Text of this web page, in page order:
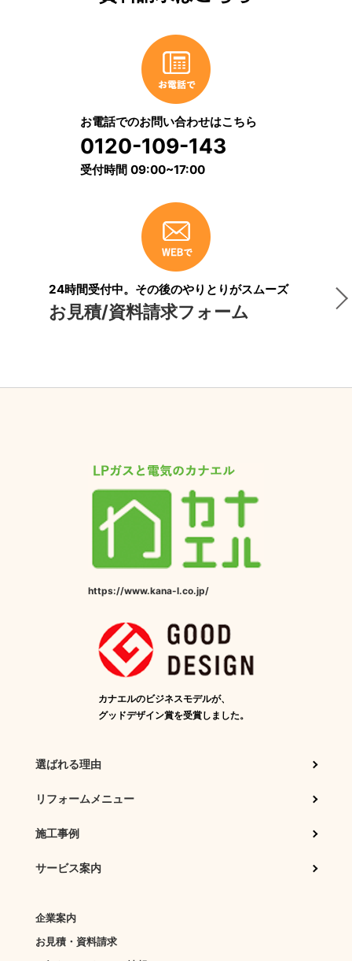
お電話でのお問い合わせはこちら
0120-109-143
受付時間 09:00~17:00
24時間受付中。その後のやりとりがスムーズ
お見積/資料請求フォーム
https://www.kana-l.co.jp/
カナエルのビジネスモデルが、
グッドデザイン賞を受賞しました。
選ばれる理由
リフォームメニュー
施工事例
サービス案内
企業案内
お見積・資料請求